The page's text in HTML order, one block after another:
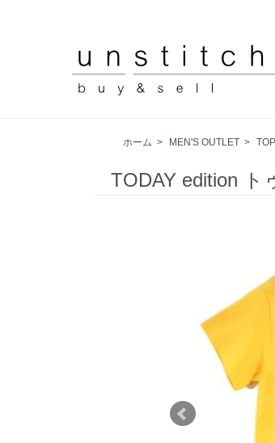
ホーム > MEN'S OUTLET >
TODAY edition ト